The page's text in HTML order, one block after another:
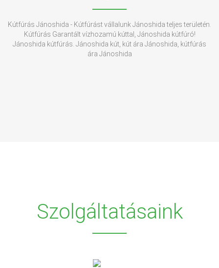
Kútfúrás Jánoshida - Kútfúrást vállalunk Jánoshida teljes területén.
Kútfúrás Garantált vízhozamú kúttal, Jánoshida kútfúró!
Jánoshida kútfúrás. Jánoshida kút, kút ára Jánoshida, kútfúrás
ára Jánoshida
Szolgáltatásaink